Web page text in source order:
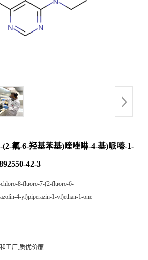
(2-氟-6-羟基苯基)喹唑啉-4-基)哌嗪-1-
42-3
8-fluoro-7-(2-fluoro-6-
4-yl)piperazin-1-yl)ethan-1-one
工厂,质优价廉...